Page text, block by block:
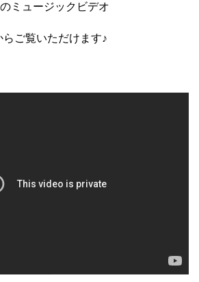
ミュージックビデオ
らご覧いただけます♪